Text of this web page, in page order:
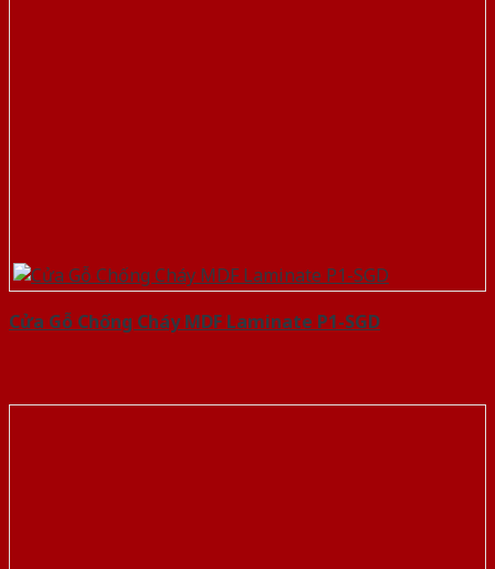
Cửa Gỗ Chống Cháy MDF Laminate P1-SGD